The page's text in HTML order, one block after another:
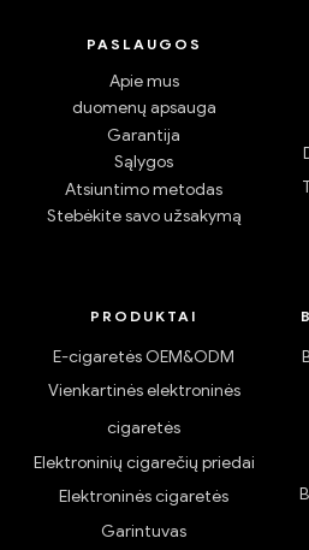
PASLAUGOS
Apie mus
duomenų apsauga
Garantija
Sąlygos
Atsiuntimo metodas
Stebėkite savo užsakymą
PRODUKTAI
E-cigaretės OEM&ODM
Vienkartinės elektroninės
cigaretės
Elektroninių cigarečių priedai
Elektroninės cigaretės
Garintuvas